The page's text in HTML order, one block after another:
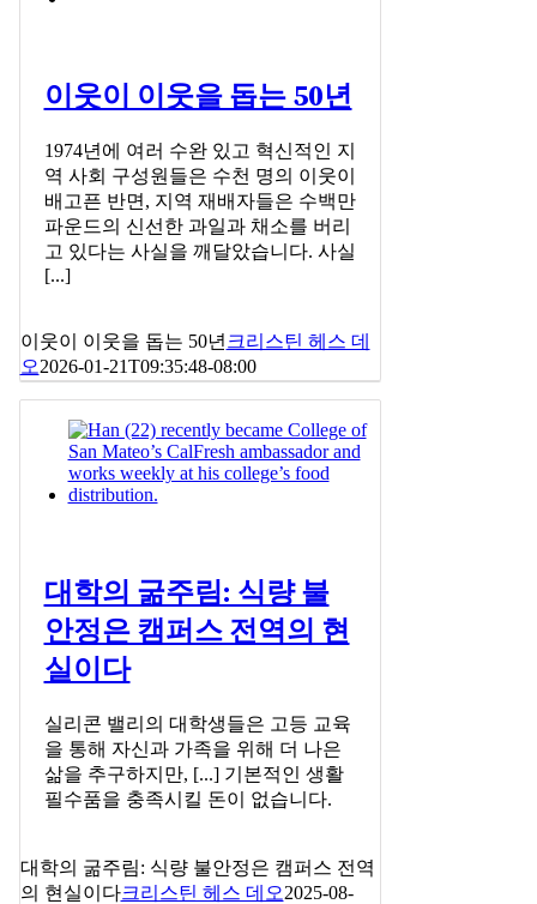
이웃이 이웃을 돕는 50년
1974년에 여러 수완 있고 혁신적인 지
역 사회 구성원들은 수천 명의 이웃이
배고픈 반면, 지역 재배자들은 수백만
파운드의 신선한 과일과 채소를 버리
고 있다는 사실을 깨달았습니다. 사실
[...]
이웃이 이웃을 돕는 50년 크리스틴 헤스 데
오2026-01-21T09:35:48-08:00
대학의 굶주림: 식량 불
안정은 캠퍼스 전역의 현
실이다
실리콘 밸리의 대학생들은 고등 교육
을 통해 자신과 가족을 위해 더 나은
삶을 추구하지만, [...] 기본적인 생활
필수품을 충족시킬 돈이 없습니다.
대학의 굶주림: 식량 불안정은 캠퍼스 전역
의 현실이다크리스틴 헤스 데오2025-08-